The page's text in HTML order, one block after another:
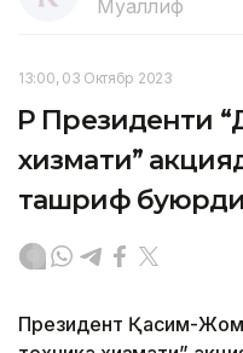
Муаллиф
13:00, 03 Октябр 2023
ҚР Президенти
хизмати”
ташриф буюрди
Президент Қасим-